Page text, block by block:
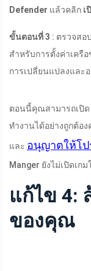
Defender แล้วคลิก เ
ขั้นตอนที่ 3 : ตรวจสอบ
สำหรับการตั้งค่าเครื
การเปลี่ยนแปลงและ
ตอนนี้คุณสามารถเปิด
ทำงานได้อย่างถูกต้อ
และ อนุญาตให้โ
Manger ยังไม่เปิดเ
แก้ไข 4:
ของคุณ